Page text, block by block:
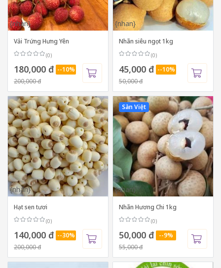
{nhan}
Vải Trứng Hưng Yên
(0)
180,000 đ --10%
200,000 đ
{nhan}
Nhãn siêu ngọt 1kg
(0)
45,000 đ --10%
50,000 đ
{nhan}
Hạt sen tươi
(0)
140,000 đ --30%
200,000 đ
Sàn Việt
{nhan}
Nhãn Hương Chi 1kg
(0)
50,000 đ
--9%
55,000 đ